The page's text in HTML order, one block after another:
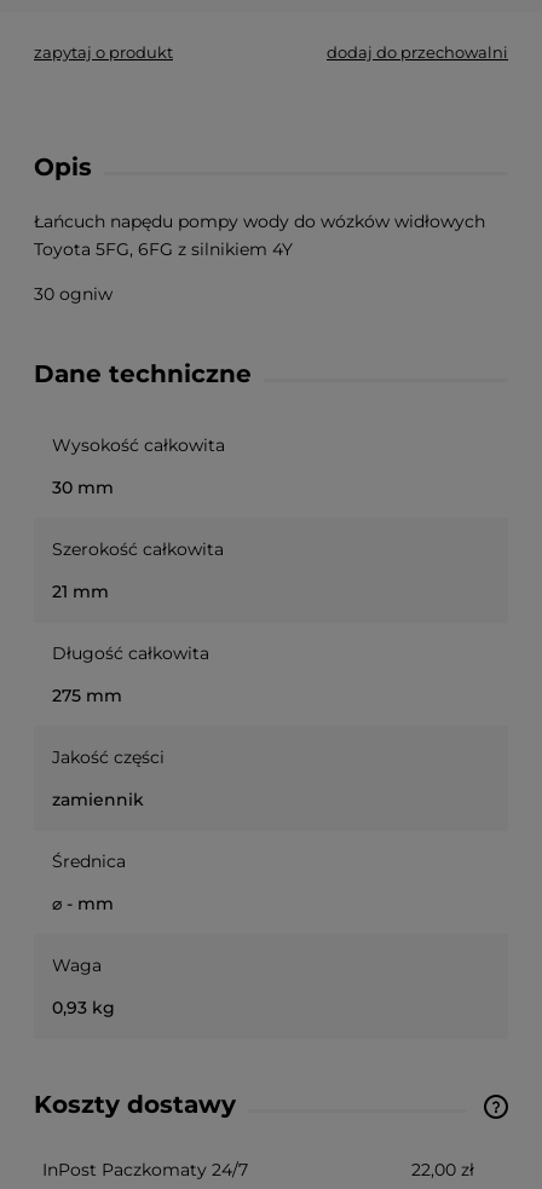
zapytaj o produkt dodaj do przechowalni
Opis
Łańcuch napędu pompy wody do wózków widłowych
Toyota 5FG, 6FG z silnikiem 4Y
30 ogniw
Dane techniczne
Wysokość całkowita
30 mm
Szerokość całkowita
21 mm
Długość całkowita
275 mm
Jakość części
zamiennik
Średnica
⌀ - mm
Waga
0,93 kg
Koszty dostawy
Ze względu na niestandardowe wymiary produktu,
Możliwy również odbiór osobisty.
InPost Paczkomaty 24/7 22,00 zł